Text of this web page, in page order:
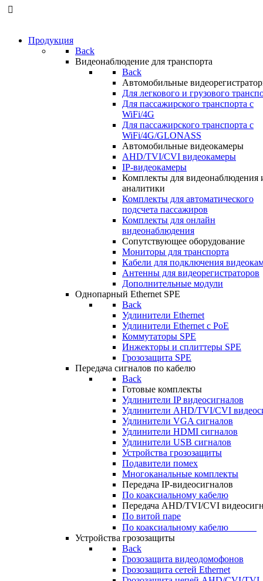
Продукция
Back
Видеонаблюдение для транспорта
Back
Автомобильные
Для легкового и грузового
Для пассажирского транспорта с
WiFi/4G
Для пассажирского транспорта с
WiFi/4G/GLONASS
Автомобильные видеокамеры
AHD/TVI/CVI видеокамеры
IP-видеокамеры
Комплекты для видеонаблюдения
аналитики
Комплекты для автоматического
подсчета пассажиров
Комплекты для онлайн
видеонаблюдения
Сопутствующее оборудование
Мониторы для транспорта
Кабели для подключения
Антенны для видеорегистраторов
Дополнительные модули
Однопарный Ethernet SPE
Back
Удлинители Ethernet
Удлинители Ethernet c PoE
Коммутаторы SPE
Инжекторы и сплиттеры SPE
Грозозащита SPE
Передача сигналов по кабелю
Back
Готовые комплекты
Удлинители IP видеосигналов
Удлинители AHD/TVI/CVI
Удлинители VGA сигналов
Удлинители HDMI сигналов
Удлинители USB сигналов
Устройства грозозащиты
Подавители помех
Многоканальные комплекты
Передача IP-видеосигналов
По коаксиальному кабелю
Передача AHD/TVI/CVI
По витой паре
По коаксиальному кабелю⠀⠀⠀⠀
Устройства грозозащиты
Back
Грозозащита видеодомофонов
Грозозащита сетей Ethernet